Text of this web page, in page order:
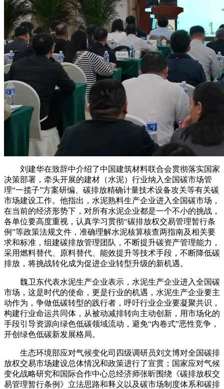
刘建华在致辞中介绍了中国建筑材料联合会贯彻落实国家
决策部署，牵头开展的建材（水泥）行业纳入全国碳市场管
理“一揽子”方案研编、碳排放精确计量技术设备攻关等有关碳
市场建设工作。他指出，水泥熟料生产企业进入全国碳市场，
在当前的经济形势下，对所有水泥企业都是一个不小的挑战，
各单位要高度重视，认真学习贯彻“碳排放权交易管理暂行条
例”等政策法规文件，准确理解水泥核算核查两指南及相关要
求和标准，组建碳排放管理团队，不断提升碳资产管理能力，
采用燃料替代、原料替代、能效提升等技术手段，不断降低碳
排放，将挑战转化成为促进企业转型升级的新机遇。
魏卫东代表水泥生产企业表示，水泥生产企业进入全国碳
市场，这是时代的使命，更是行业的机遇，水泥生产企业要主
动作为，争做低碳转型的践行者，呼吁行业企业要凝聚共识，
构建行业命运共同体，从被动减排转向主动创新，用市场化的
手段引导资源向绿色低碳领域流动，避免“内卷式”恶性竞争，
开创绿色低碳新发展格局。
生态环境部应对气候变化司四级调研员刘文博对全国碳排
放权交易市场建设总体情况和政策进行了宣贯；国家应对气候
变化战略研究和国际合作中心总经济师张昕围绕《碳排放权交
易管理暂行条例》立法思路和释义以及碳市场制度体系和碳排